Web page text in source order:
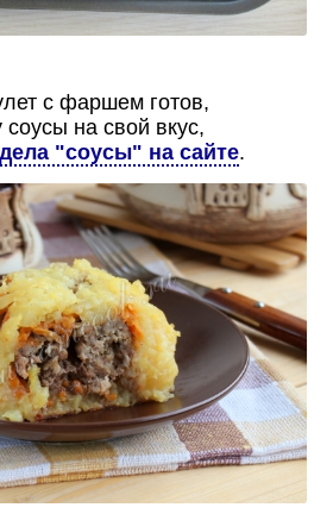
с фаршем готов,
на свой вкус,
"соусы" на сайте.